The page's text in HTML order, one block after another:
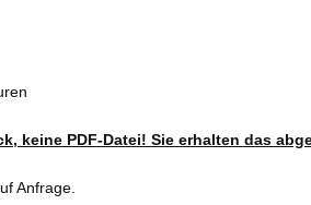
keine PDF-Datei! Sie erhalten das
Anfrage.